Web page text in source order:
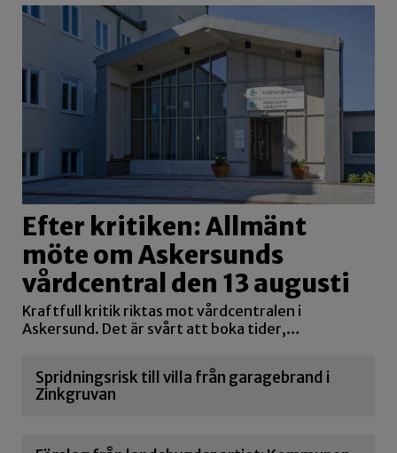
Efter kritiken: Allmänt
möte om Askersunds
vårdcentral den 13 augusti
Kraftfull kritik riktas mot vårdcentralen i
Askersund. Det är svårt att boka tider,…
Spridningsrisk till villa från garagebrand i
Zinkgruvan